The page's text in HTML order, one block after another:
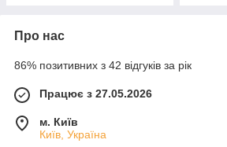
Про нас
86% позитивних з 42 відгуків за рік
Працює з 27.05.2026
м. Київ
Київ, Україна